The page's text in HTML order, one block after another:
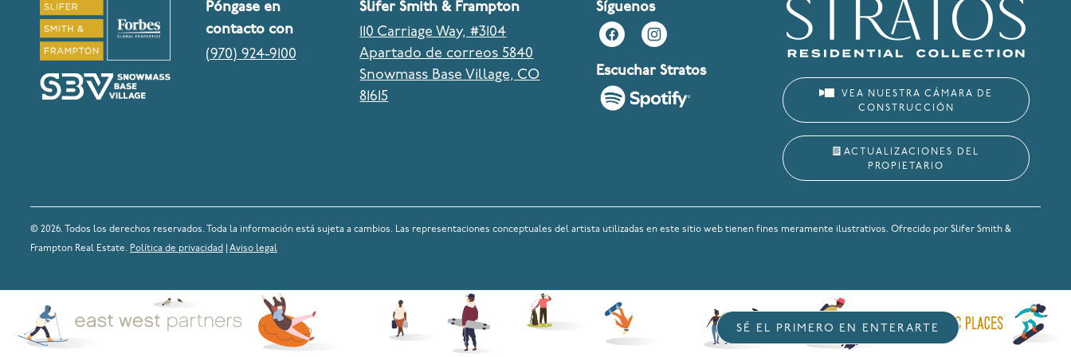
VEA NUESTRA CÁMARA DE
CONSTRUCCIÓN
ACTUALIZACIONES DEL
PROPIETARIO
Póngase en
contacto con
(970) 924-9100
Slifer Smith & Frampton
110 Carriage Way, #3104
Apartado de correos 5840
Snowmass Base Village, CO
81615
Síguenos
Escuchar Stratos
© 2026. Todos los derechos reservados. Toda la información está sujeta a cambios. Las representaciones conceptuales del artista utilizadas en este sitio web tienen fines meramente ilustrativos. Ofrecido por Slifer Smith &
Frampton Real Estate. Política de privacidad Aviso legal
SÉ EL PRIMERO EN ENTERARTE